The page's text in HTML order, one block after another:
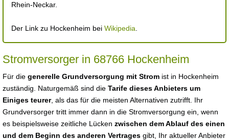
Rhein-Neckar.
Der Link zu Hockenheim bei Wikipedia
Stromversorger in 68766 Hockenheim
Für die generelle Grundversorgung mit Strom ist in Hockenheim
zuständig. Naturgemäß sind die Tarife dieses Anbieters um
Einiges teurer, als das für die meisten Alternativen zutrifft. Ihr
Grundversorger tritt immer dann in die Stromversorgung ein, wenn
es beispielsweise zeitliche Lücken zwischen dem Ablauf des einen
und dem Beginn des anderen Vertrages gibt, Ihr aktueller Anbieter